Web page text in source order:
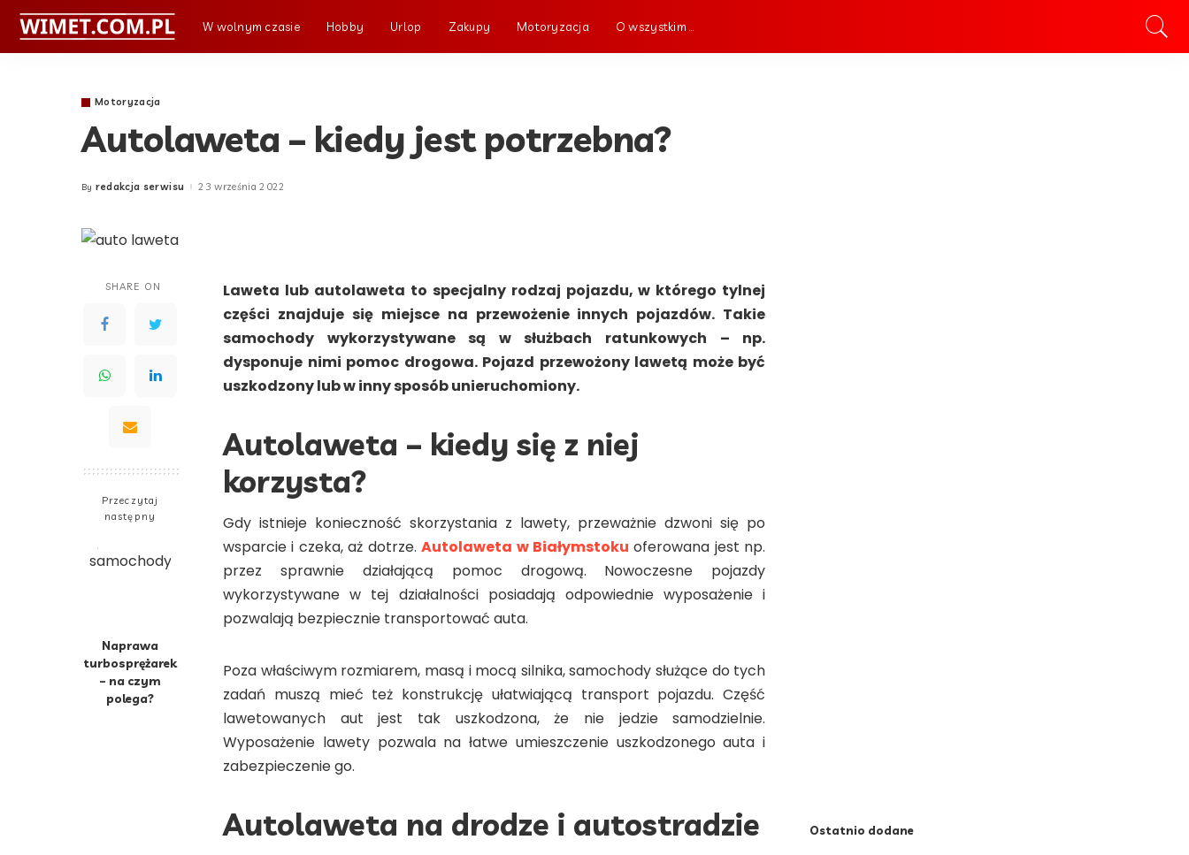
W wolnym czasie Hobby Urlop Zakupy Motoryzacja O wszystkim …
Motoryzacja
Autolaweta – kiedy jest potrzebna?
Posted
By redakcja serwisu 23 września 2022
SHARE ON
Przeczytaj
następny
Naprawa
turbosprężarek
– na czym
polega?
Laweta lub autolaweta to specjalny rodzaj pojazdu, w którego tylnej
części znajduje się miejsce na przewożenie innych pojazdów. Takie
samochody wykorzystywane są w służbach ratunkowych – np.
dysponuje nimi pomoc drogowa. Pojazd przewożony lawetą może być
uszkodzony lub w inny sposób unieruchomiony.
Autolaweta – kiedy się z niej
korzysta?
Gdy istnieje konieczność skorzystania z lawety, przeważnie dzwoni się po
wsparcie i czeka, aż dotrze.Autolaweta w Białymstoku oferowana jest np.
przez sprawnie działającą pomoc drogową. Nowoczesne pojazdy
wykorzystywane w tej działalności posiadają odpowiednie wyposażenie i
pozwalają bezpiecznie transportować auta.
Poza właściwym rozmiarem, masą i mocą silnika, samochody służące do tych
zadań muszą mieć też konstrukcję ułatwiającą transport pojazdu. Część
lawetowanych aut jest tak uszkodzona, że nie jedzie samodzielnie.
Wyposażenie lawety pozwala na łatwe umieszczenie uszkodzonego auta i
zabezpieczenie go.
Autolaweta na drodze i autostradzie Ostatnio dodane